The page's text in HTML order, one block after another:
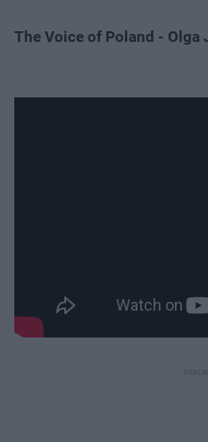
The Voice of Poland - Olga